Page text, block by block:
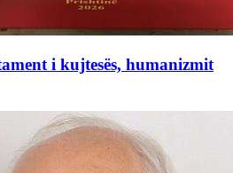
i kujtesës, humanizmit